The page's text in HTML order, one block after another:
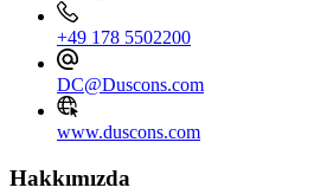
+49 178 5502200
DC@Duscons.com
www.duscons.com
Hakkımızda